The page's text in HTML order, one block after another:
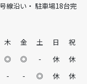
線沿い・ 駐車場18台完
木 金 土 日
祝
◎ ◎ - 休
休
- - ◎ 休
休